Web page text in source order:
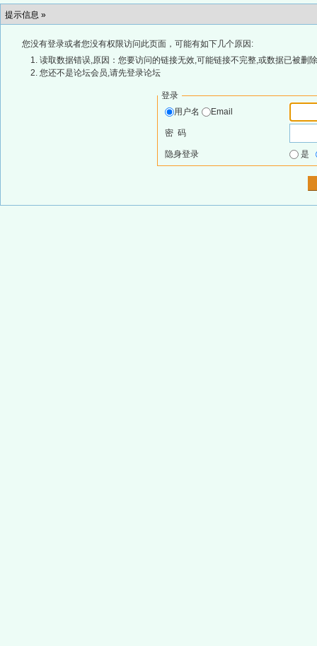
提示信息 »
您没有登录或者您没有权限访问此页面，可能有如下几个原因:
读取数据错误,原因：您要访问的链接无效,可能链接不完整,或数据已被删
您还不是论坛会员,请先登录论坛
登录
用户名
Email
密 码
隐身登录 是